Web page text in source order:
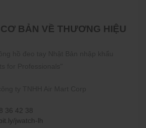
BẢN VỀ THƯƠNG HIỆU
36 42 38
jwatch-lh